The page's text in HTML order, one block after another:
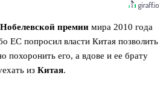
Нобелевской премии мира 2010 года
EC попросил власти Китая позволить
похоронить его, а вдове и ее брату
из Китая.